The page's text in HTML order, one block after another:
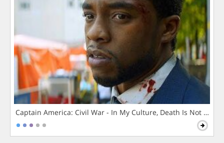
Captain America: Civil War - In My Culture, Death Is Not The